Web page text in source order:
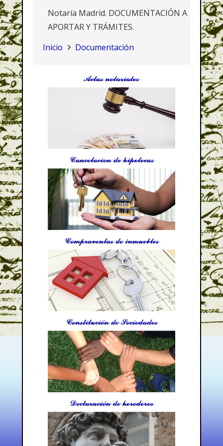
Notaría Madrid. DOCUMENTACIÓN A
APORTAR Y TRÁMITES.
Inicio
Documentación